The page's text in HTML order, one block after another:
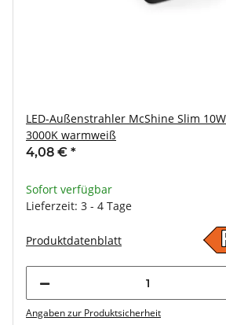
LED-Außenstrahler McShine Slim
3000K warmweiß
4,08 € *
Sofort verfügbar
Lieferzeit: 3 - 4 Tage
Produktdatenblatt
Angaben zur Produktsicherheit